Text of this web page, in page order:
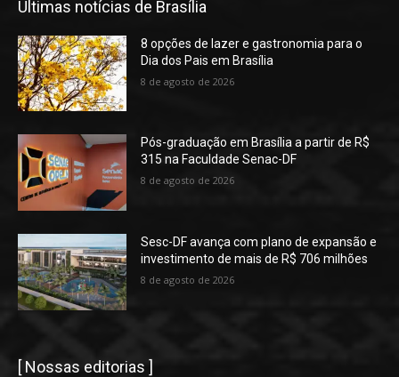
Últimas notícias de Brasília
8 opções de lazer e gastronomia para o
Dia dos Pais em Brasília
8 de agosto de 2026
Pós-graduação em Brasília a partir de R$
315 na Faculdade Senac-DF
8 de agosto de 2026
Sesc-DF avança com plano de expansão e
investimento de mais de R$ 706 milhões
8 de agosto de 2026
[ Nossas editorias ]